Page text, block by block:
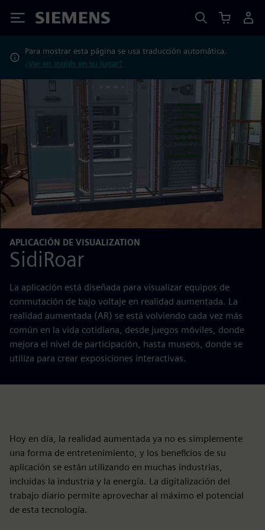
Siemens
Para mostrar esta página se usa traducción automática.
¿Ver en inglés en su lugar?
APLICACIÓN DE VISUALIZATION
SidiRoar
La aplicación está diseñada para visualizar equipos de
conmutación de bajo voltaje en realidad aumentada. La
realidad aumentada (AR) se está volviendo cada vez más
común en la vida cotidiana, desde juegos móviles, donde
mejora el nivel de participación, hasta museos, donde se
utiliza para crear exposiciones interactivas.
Hoy en día, la realidad aumentada ya no es simplemente
una forma de entretenimiento, y los beneficios de su
aplicación se están utilizando en muchas industrias,
incluidas la industria y la energía. La digitalización del
trabajo diario permite aprovechar al máximo el potencial
de esta tecnología.